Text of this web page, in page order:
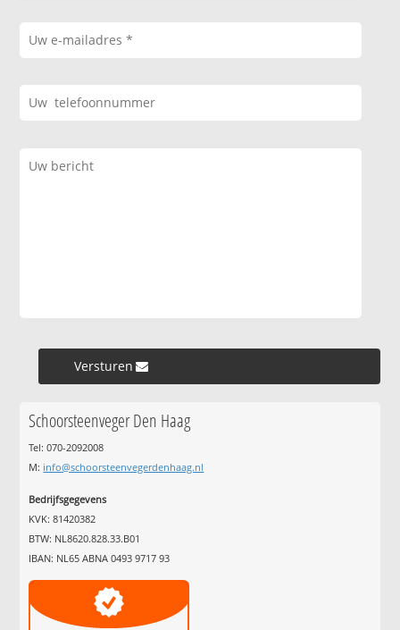
Versturen »
Schoorsteenveger Den Haag
Tel: 070-2092008
M: info@schoorsteenvegerdenhaag.nl
Bedrijfsgegevens
KVK: 81420382
BTW: NL8620.828.33.B01
IBAN: NL65 ABNA 0493 9717 93